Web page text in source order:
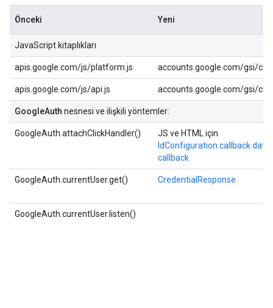
Önceki Yeni
JavaScript kitaplıkları
apis.google.com/js/platform.js accounts.google.com/gsi/
apis.google.com/js/api.js accounts.google.com/gsi/
GoogleAuth nesnesi ve ilişkili yöntemler:
GoogleAuth.attachClickHandler()
JS ve HTML için
IdConfiguration.callbackdata-
callback
GoogleAuth.currentUser.get() CredentialResponse
GoogleAuth.currentUser.listen()